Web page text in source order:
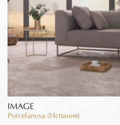
IMAGE
Porcelanosa (Испания)